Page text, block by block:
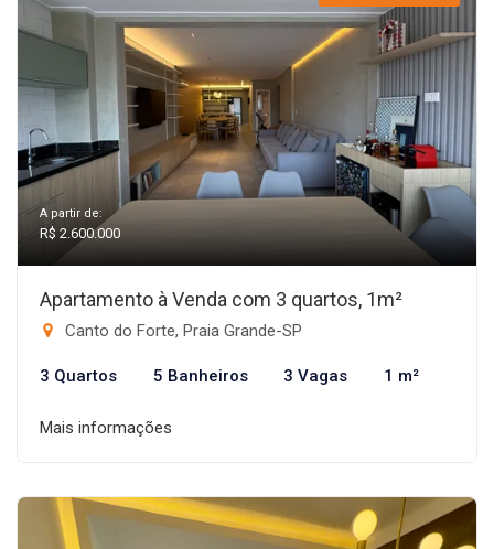
A partir de:
R$ 2.600.000
Apartamento à Venda com 3 quartos, 1m²
Canto do Forte, Praia Grande-SP
3 Quartos 5 Banheiros 3 Vagas 1 m²
Mais informações